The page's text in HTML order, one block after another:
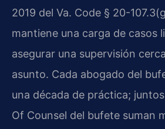
2019 del Va. Code § 20-
mantiene una carga de casos
asegurar una supervisión
asunto. Cada abogado del
una década de práctica;
Of Counsel del bufete suman